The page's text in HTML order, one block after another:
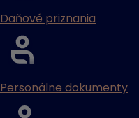
Daňové priznania
Personálne dokumenty